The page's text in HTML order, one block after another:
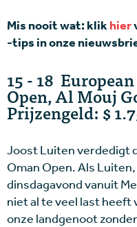
Mis nooit wat: klikhier
-tips in onze
15 - 18
Open, Al Mouj
Prijzengeld: $
Joost Luiten verdedigt
Oman Open. Als
dinsdagavond vanuit
niet al te veel last heeft
onze landgenoot